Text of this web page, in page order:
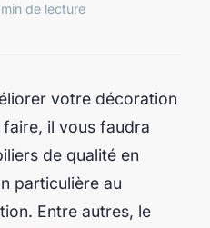
de lecture
votre décoration
il vous faudra
de qualité en
particulière au
Entre autres, le